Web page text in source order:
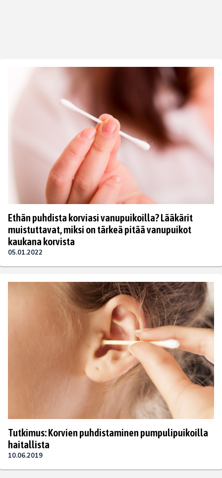
Ethän puhdista korviasi vanupuikoilla? Lääkärit
muistuttavat, miksi on tärkeä pitää vanupuikot
kaukana korvista
05.01.2022
Tutkimus: Korvien puhdistaminen pumpulipuikoilla
haitallista
10.06.2019